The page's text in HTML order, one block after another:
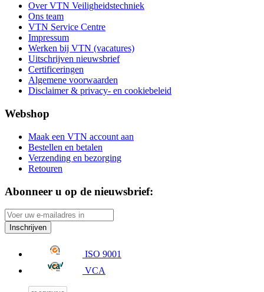
Over VTN Veiligheidstechniek
Ons team
VTN Service Centre
Impressum
Werken bij VTN (vacatures)
Uitschrijven nieuwsbrief
Certificeringen
Algemene voorwaarden
Disclaimer & privacy- en cookiebeleid
Webshop
Maak een VTN account aan
Bestellen en betalen
Verzending en bezorging
Retouren
Abonneer u op de nieuwsbrief:
Inschrijven
ISO 9001
VCA